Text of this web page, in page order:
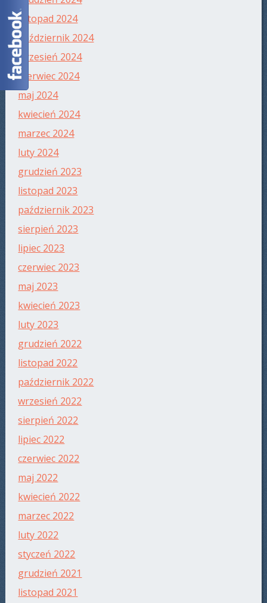
listopad 2024
październik 2024
wrzesień 2024
czerwiec 2024
maj 2024
kwiecień 2024
marzec 2024
luty 2024
grudzień 2023
listopad 2023
październik 2023
sierpień 2023
lipiec 2023
czerwiec 2023
maj 2023
kwiecień 2023
luty 2023
grudzień 2022
listopad 2022
październik 2022
wrzesień 2022
sierpień 2022
lipiec 2022
czerwiec 2022
maj 2022
kwiecień 2022
marzec 2022
luty 2022
styczeń 2022
grudzień 2021
listopad 2021